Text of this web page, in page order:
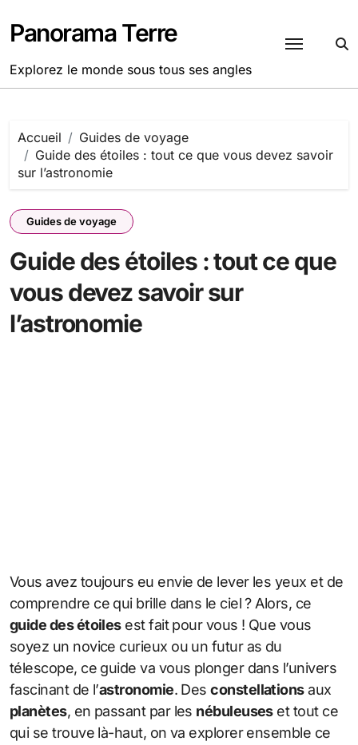
au
contenu
Panorama Terre
Explorez le monde sous tous ses angles
Accueil
Guides de voyage
Guide des étoiles : tout ce que vous devez savoir
sur l’astronomie
Guides de voyage
Guide des étoiles : tout ce que
vous devez savoir sur
l’astronomie
Vous avez toujours eu envie de lever les yeux et de
comprendre ce qui brille dans le ciel ? Alors, ce
guide des étoilesest fait pour vous ! Que vous
soyez un novice curieux ou un futur as du
télescope, ce guide va vous plonger dans l’univers
fascinant de l’astronomie. Desconstellationsaux
planètes, en passant par les nébuleuseset tout ce
qui se trouve là-haut, on va explorer ensemble ce